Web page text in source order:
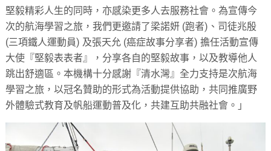
堅毅精彩人生的同時，亦感染更多人去服務社會。為宣傳今
次的航海學習之旅，我們更邀請了梁諾妍 (跑者)、司徒兆殷
(三項鐵人運動員) 及張天允 (癌症故事分享者) 擔任活動宣傳
大使『堅毅表表者』，分享各自的堅毅故事，以及教導他人
跳出舒適區。本機構十分感謝『清水灣』全力支持是次航海
學習之旅，以冠名贊助的形式為活動提供協助，共同推廣野
外體驗式教育及帆船運動普及化，共建互助共融社會。」